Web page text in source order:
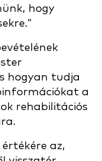
hogy
hogyan tudja
a
rehabilitációs
az,